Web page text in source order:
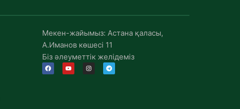
Мекен-жайымыз: Астана қаласы,
А.Иманов көшесі 11
Біз әлеуметтік желідеміз